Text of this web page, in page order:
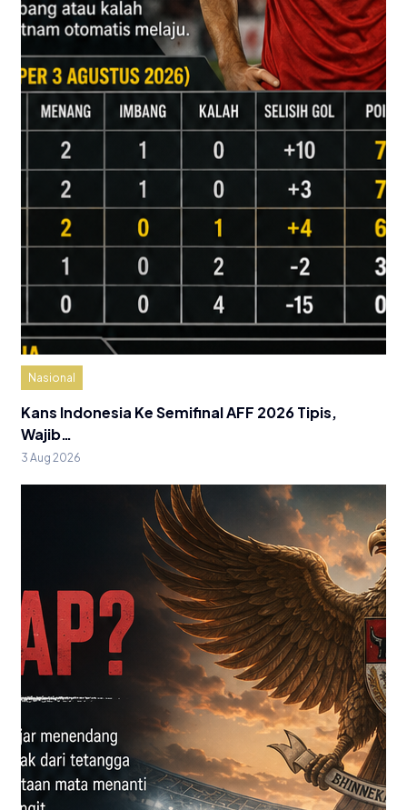
Nasional
Kans Indonesia Ke Semifinal AFF 2026 Tipis,
Wajib…
3 Aug 2026